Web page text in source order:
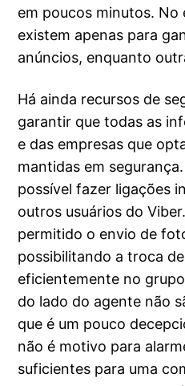
em poucos minutos. No
existem apenas para
anúncios, enquanto
Há ainda recursos de
garantir que todas as
e das empresas que
mantidas em
possível fazer ligações
outros usuários do
permitido o envio de
possibilitando a troca
eficientemente no
do lado do agente não
que é um pouco
não é motivo para
suficientes para uma